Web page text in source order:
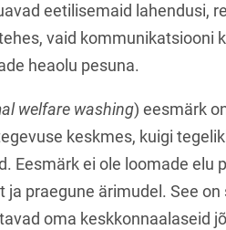
eetilisemaid lahendusi,
vaid kommunikatsiooni
heaolu pesuna.
welfare washing) eesmärk
keskmes, kuigi
Eesmärk ei ole loomade elu
praegune ärimudel. See
oma keskkonnaalaseid